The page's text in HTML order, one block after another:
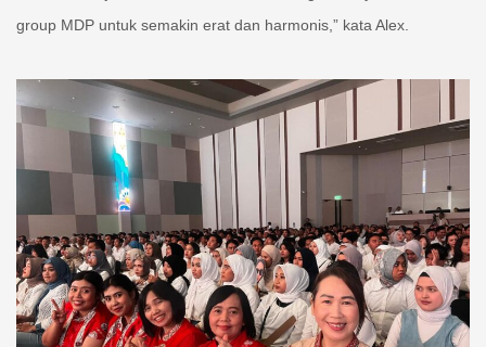
group MDP untuk semakin erat dan harmonis,” kata Alex.